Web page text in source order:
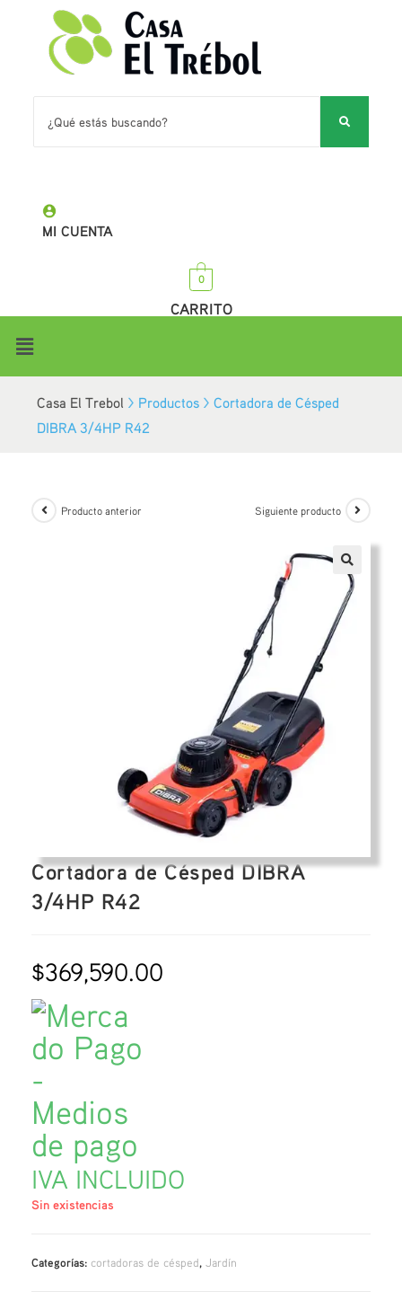
MI CUENTA
0
CARRITO
Casa El Trebol > Productos >Cortadora de Césped
DIBRA 3/4HP R42
Producto anterior Siguiente producto
Cortadora de Césped DIBRA
3/4HP R42
$369,590.00
IVA INCLUIDO
Sin existencias
Categorías: cortadoras de césped,Jardín